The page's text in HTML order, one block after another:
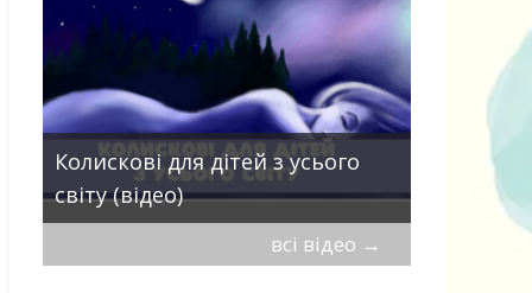
Колискові для дітей з усього
світу (відео)
Пісні
—
всі відео →